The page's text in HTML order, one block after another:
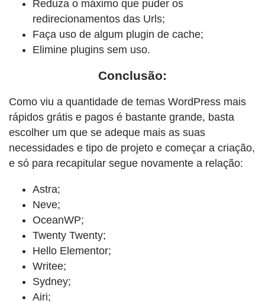
Reduza o máximo que puder os
redirecionamentos das Urls;
Faça uso de algum plugin de cache;
Elimine plugins sem uso.
Conclusão:
Como viu a quantidade de temas WordPress mais
rápidos grátis e pagos é bastante grande, basta
escolher um que se adeque mais as suas
necessidades e tipo de projeto e começar a criação,
e só para recapitular segue novamente a relação:
Astra;
Neve;
OceanWP;
Twenty Twenty;
Hello Elementor;
Writee;
Sydney;
Airi;